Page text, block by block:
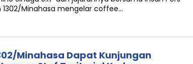
1302/Minahasa mengelar coffee…
Minahasa Dapat Kunjungan